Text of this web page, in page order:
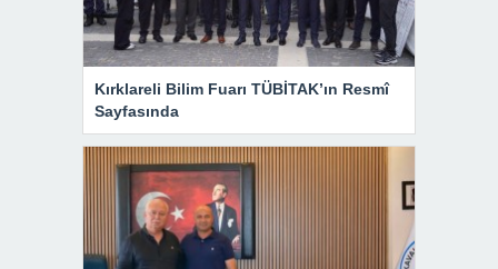
Kırklareli Bilim Fuarı TÜBİTAK’ın Resmî
Sayfasında